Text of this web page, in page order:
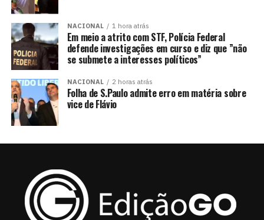
NACIONAL 1 hora atrás
Em meio a atrito com STF, Polícia Federal
defende investigações em curso e diz que ”não
se submete a interesses políticos”
NACIONAL 2 horas atrás
Folha de S.Paulo admite erro em matéria sobre
vice de Flávio